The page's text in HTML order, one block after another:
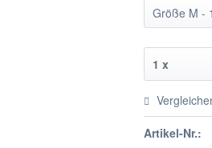
Artikel-Nr.: